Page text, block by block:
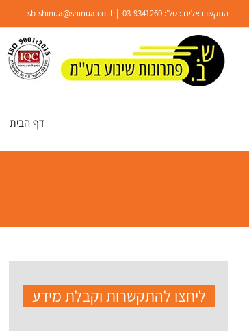
פתח סרגל נגישות
content
התקשרו אלינו : טל': 03-9341260
sb-shinua@shinua.co.il
דף הבית
ליחצו להתקשרות וקבלת מידע